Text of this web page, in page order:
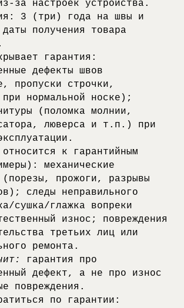
за настроек устройства.
3 (три) года на швы и
получения товара
гарантия:
дефекты швов
пропуски строчки,
при нормальной носке);
(поломка молнии,
люверса и т.п.) при
к гарантийным
механические
(порезы, прожоги, разрывы
следы неправильного
сушка/глажка вопреки
износ; повреждения
третьих лиц или
ремонта.
гарантия про
дефект, а не про износ
повреждения.
по гарантии: